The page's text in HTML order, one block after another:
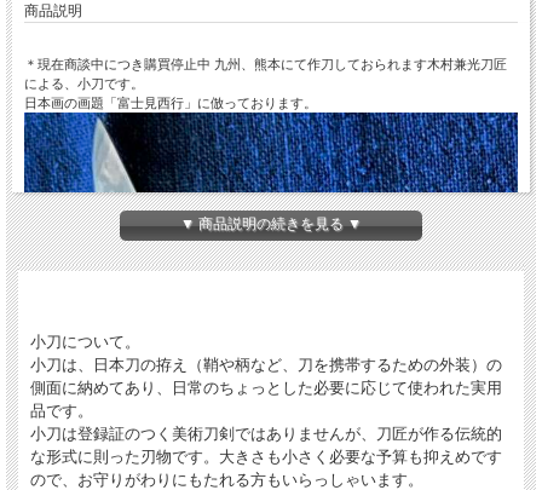
商品説明
＊現在商談中につき購買停止中 九州、熊本にて作刀しておられます木村兼光刀匠
による、小刀です。
日本画の画題「富士見西行」に倣っております。
▼ 商品説明の続きを見る ▼
小刀について。
小刀は、日本刀の拵え（鞘や柄など、刀を携帯するための外装）の
側面に納めてあり、日常のちょっとした必要に応じて使われた実用
品です。
小刀は登録証のつく美術刀剣ではありませんが、刀匠が作る伝統的
な形式に則った刃物です。大きさも小さく必要な予算も抑えめです
ので、お守りがわりにもたれる方もいらっしゃいます。